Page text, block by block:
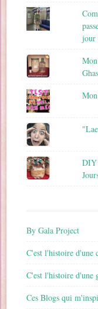
jour
DIY
By Gala Project
C'est l'histoire d'une
C'est l'histoire d'une
Ces Blogs qui